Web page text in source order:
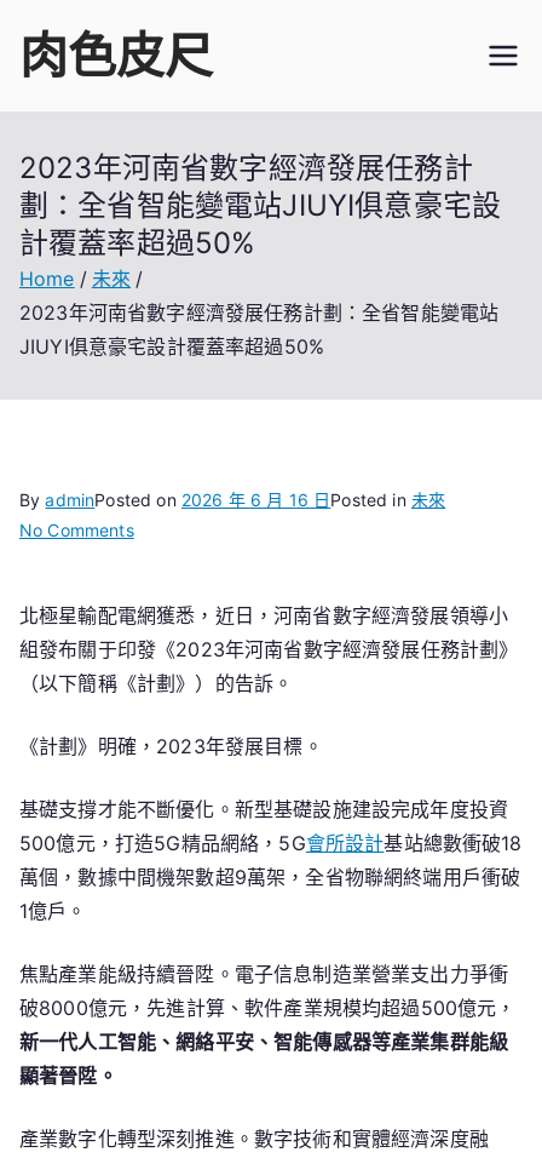
content
肉色皮尺
2023年河南省數字經濟發展任務計
劃：全省智能變電站JIUYI俱意豪宅設
計覆蓋率超過50%
Home
未來
2023年河南省數字經濟發展任務計劃：全省智能變電站
JIUYI俱意豪宅設計覆蓋率超過50%
ByadminPosted on 2026 年 6 月 16 日Posted in 未來
No Commentson
河
南
省
字
濟
發
任
劃：
全
省
變
北極星輸配電網獲悉，近日，河南省數字經濟發展領導小
組發布關于印發《2023年河南省數字經濟發展任務計劃》
（以下簡稱《計劃》）的告訴。
《計劃》明確，2023年發展目標。
基礎支撐才能不斷優化。新型基礎設施建設完成年度投資
500億元，打造5G精品網絡，5G會所設計基站總數衝破18
萬個，數據中間機架數超9萬架，全省物聯網終端用戶衝破
1億戶。
焦點產業能級持續晉陞。電子信息制造業營業支出力爭衝
破8000億元，先進計算、軟件產業規模均超過500億元，
新一代人工智能、網絡平安、智能傳感器等產業集群能級
顯著晉陞。
產業數字化轉型深刻推進。數字技術和實體經濟深度融